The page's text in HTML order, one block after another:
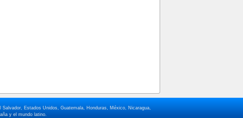
Estados Unidos, Guatemala, Honduras, México, Nicaragua,
y el mundo latino.